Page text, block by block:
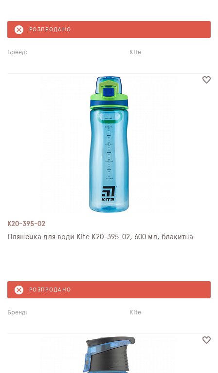
РОЗПРОДАНО
Бренд: Kite
K20-395-02
Пляшечка для води Kite K20-395-02, 600 мл, блакитна
РОЗПРОДАНО
Бренд: Kite